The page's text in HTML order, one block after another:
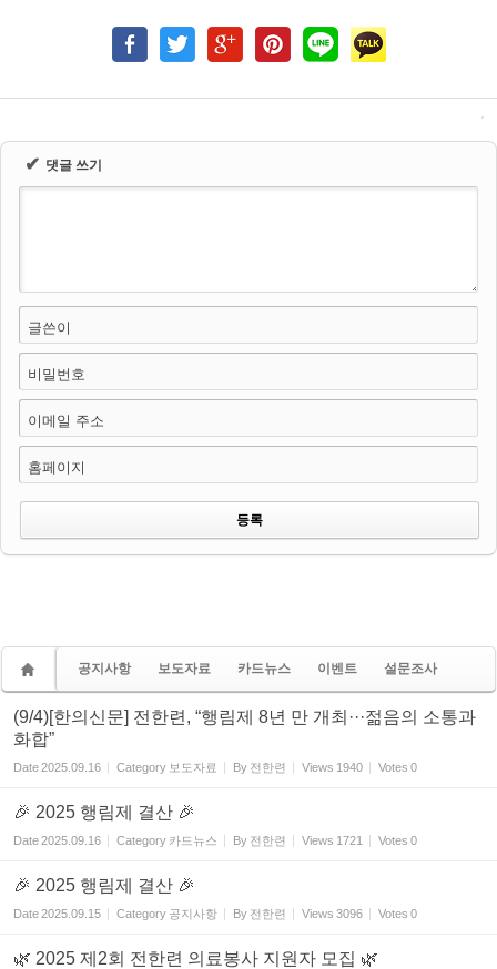
✔ 댓글 쓰기
글쓴이
비밀번호
이메일 주소
홈페이지
공지사항 보도자료 카드뉴스 이벤트 설문조사
(9/4)[한의신문] 전한련, “행림제 8년 만 개최···젊음의 소통과
화합”
Date2025.09.16 Category 보도자료 By 전한련 Views 1940 Votes 0
🎉 2025 행림제 결산 🎉
Date2025.09.16 Category 카드뉴스 By 전한련 Views 1721 Votes 0
🎉 2025 행림제 결산 🎉
Date2025.09.15 Category 공지사항 By 전한련 Views 3096 Votes 0
🌿 2025 제2회 전한련 의료봉사 지원자 모집 🌿